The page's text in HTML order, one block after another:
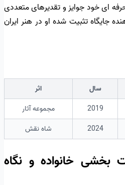
ای خود جوایز و تقدیرهای متعددی
جایگاه تثبیت شده او در هنر ایران
سال
اثر
2019
مجموعه آثار
2024 شاه نقش
بخشی خانواده و نگاه